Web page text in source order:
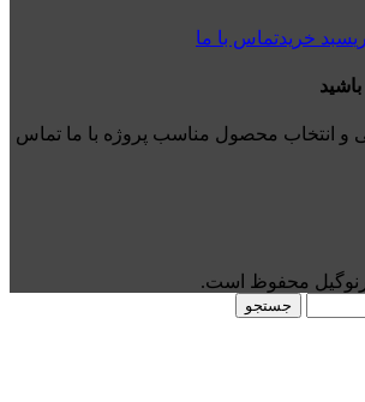
سبد خریدتماس با ما
انتخاب محصول مناسب پروژه با ما تماس
محفوظ است.
جستجو